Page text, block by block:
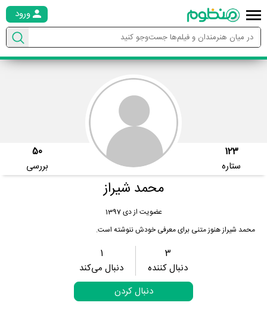
ورود
123
ستاره
50
بررسی
محمد شیراز
عضویت از دی 1397
محمد شیراز هنوز متنی برای معرفی خودش ننوشته است.
3
دنبال کننده
1
دنبال می‌کند
دنبال کردن